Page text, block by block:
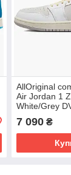
AllOriginal
Air Jordan 1
White/Grey
РОЗМІРИ
7 090₴